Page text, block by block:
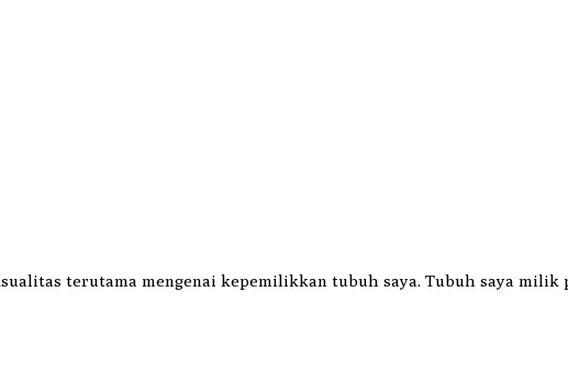
terutama mengenai kepemilikkan tubuh saya. Tubuh saya